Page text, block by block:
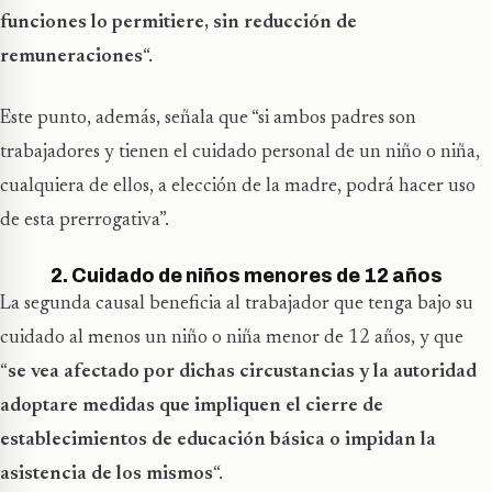
funciones lo permitiere, sin reducción de
remuneraciones“.
Este punto, además, señala que “si ambos padres son
trabajadores y tienen el cuidado personal de un niño o niña,
cualquiera de ellos, a elección de la madre, podrá hacer uso
de esta prerrogativa”.
2. Cuidado de niños menores de 12 años
La segunda causal beneficia al trabajador que tenga bajo su
cuidado al menos un niño o niña menor de 12 años, y que
“se vea afectado por dichas circustancias y la autoridad
adoptare medidas que impliquen el cierre de
establecimientos de educación básica o impidan la
asistencia de los mismos“.